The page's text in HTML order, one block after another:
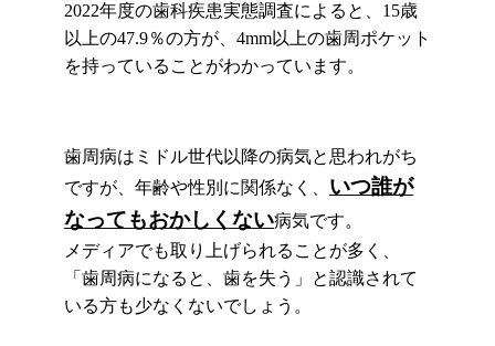
2022年度の歯科疾患実態調査によると、15歳
以上の47.9％の方が、4mm以上の歯周ポケット
を持っていることがわかっています。
歯周病はミドル世代以降の病気と思われがち
ですが、年齢や性別に関係なく、 いつ誰が
なってもおかしくない病気です。
メディアでも取り上げられることが多く、
「歯周病になると、歯を失う」と認識されて
いる方も少なくないでしょう。